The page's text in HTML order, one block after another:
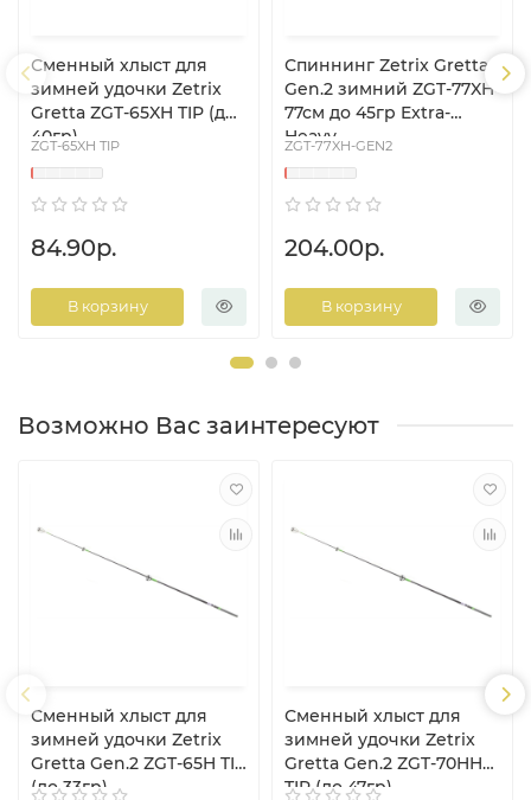
Сменный хлыст для
зимней удочки Zetrix
Gretta ZGT-65XH TIP (до
40гр)
ZGT-65XH TIP
84.90р.
В корзину
Спиннинг Zetrix Gretta
Gen.2 зимний ZGT-77XH
77см до 45гр Extra-
Heavy
ZGT-77XH-GEN2
204.00р.
В корзину
Возможно Вас заинтересуют
Сменный хлыст для
зимней удочки Zetrix
Gretta Gen.2 ZGT-65H TIP
(до 33гр)
Сменный хлыст для
зимней удочки Zetrix
Gretta Gen.2 ZGT-70HH
TIP (до 47гр)